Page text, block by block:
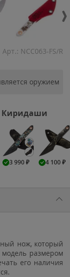
Арт.: NCC063-FS/R
оружием
Киридаши
3 990₽ 4 100₽
нож, который
размером
его наличия